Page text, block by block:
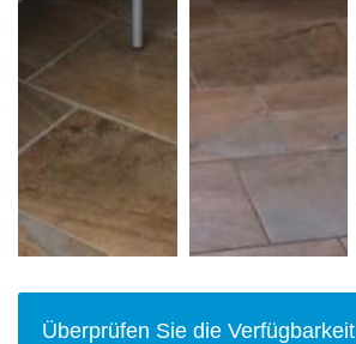
Überprüfen Sie die Verfügbarkeit